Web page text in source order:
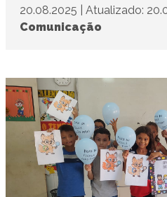
20.08.2025 Atualizado:
Comunicação